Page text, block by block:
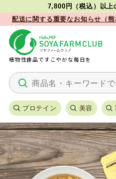
7,800円（税込）以上
配送に関する重要なお知らせ（
植物性食品ですこやかな毎日を
プロテイン 美容